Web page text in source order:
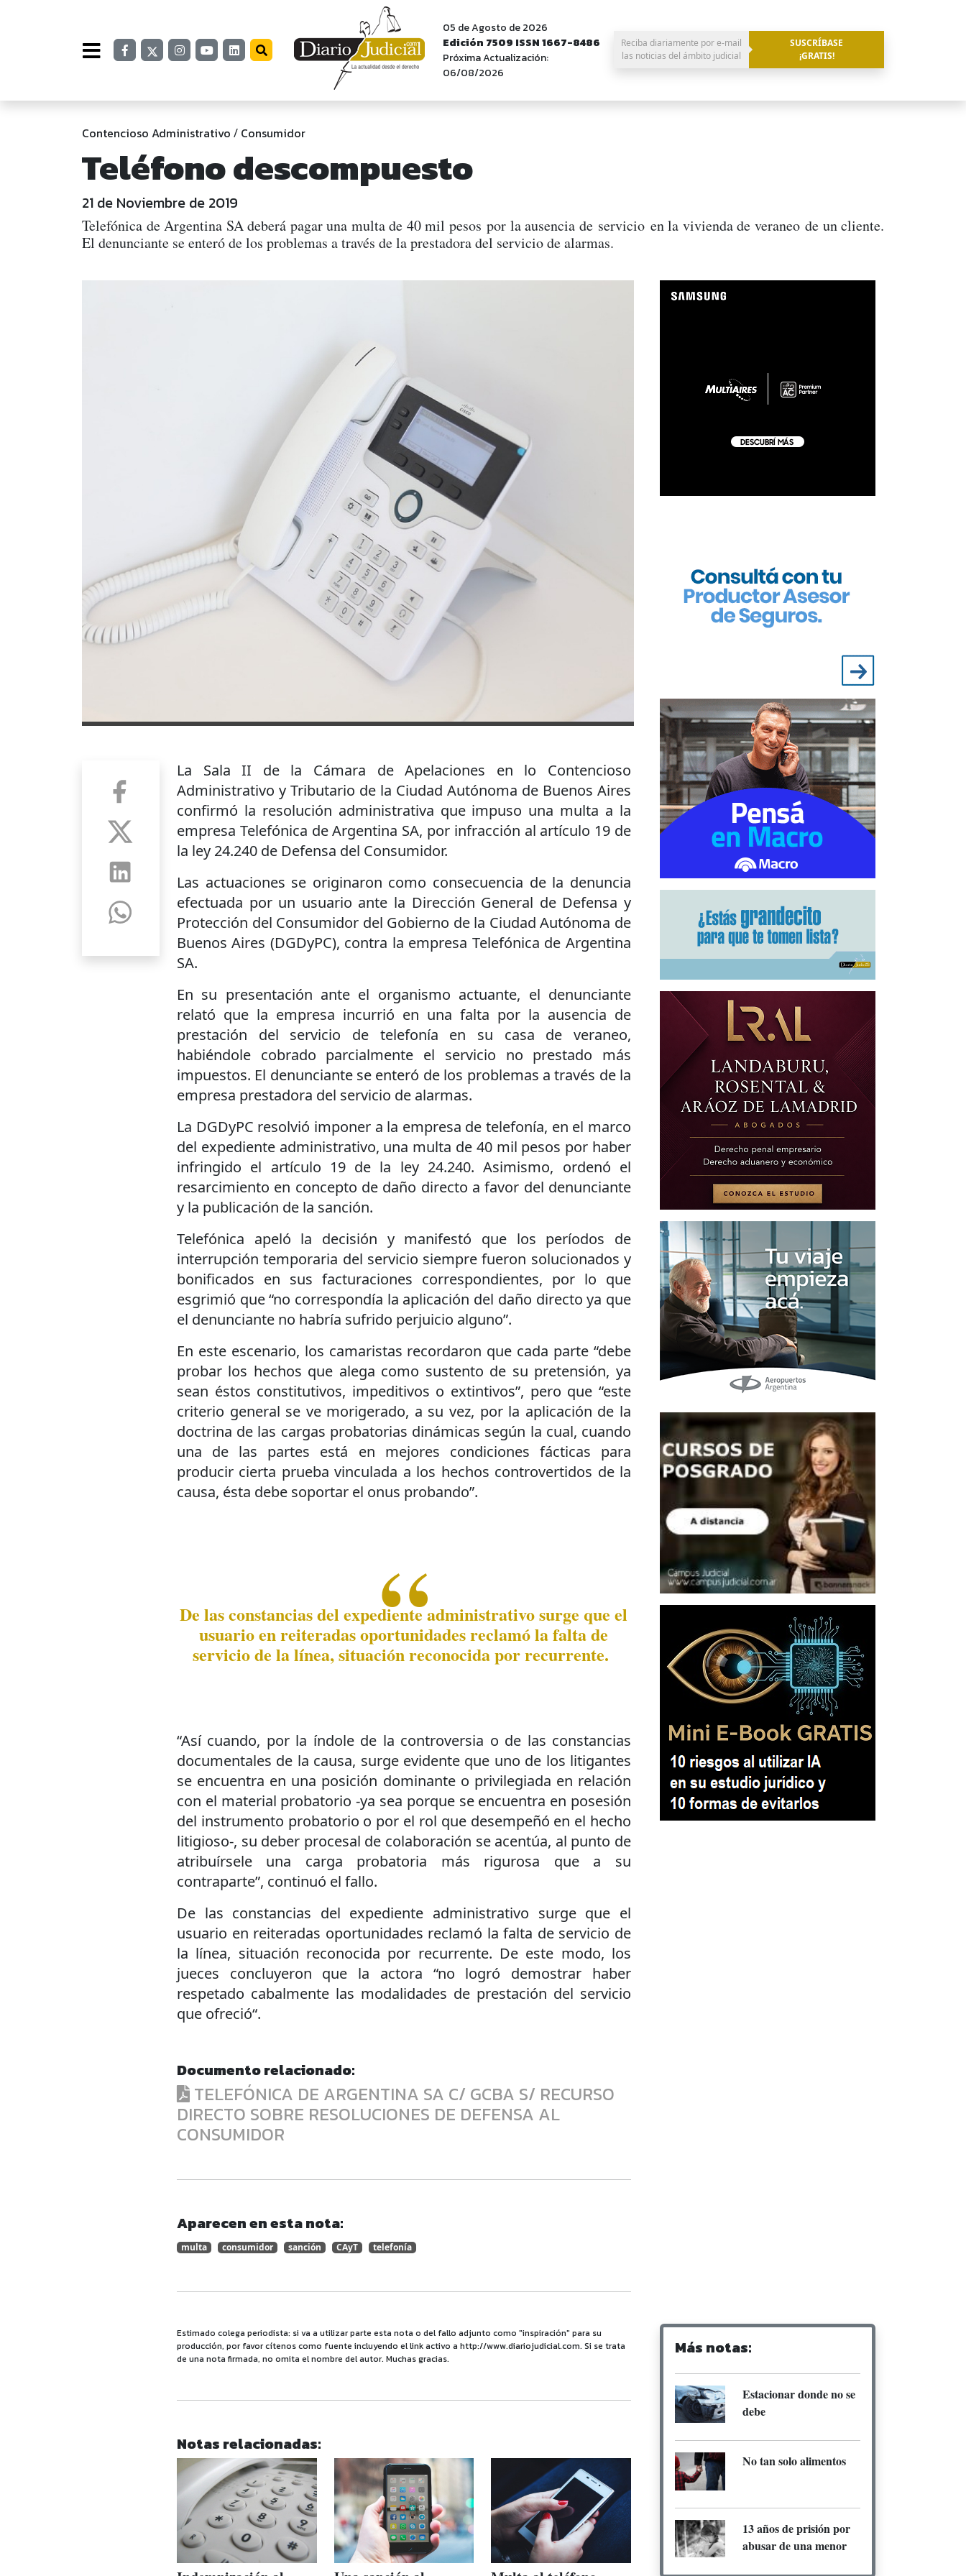
05 de Agosto de 2026
Edición 7509 ISSN 1667-8486
Próxima Actualización:
06/08/2026
Reciba diariamente por e-mail
las noticias del ámbito judicial
SUSCRÍBASE
¡GRATIS!
Contencioso Administrativo / Consumidor
Teléfono descompuesto
21 de Noviembre de 2019
Telefónica de Argentina SA deberá pagar una multa de 40 mil pesos por la ausencia de servicio en la vivienda de veraneo de un cliente.
El denunciante se enteró de los problemas a través de la prestadora del servicio de alarmas.
La Sala II de la Cámara de Apelaciones en lo Contencioso
Administrativo y Tributario de la Ciudad Autónoma de Buenos Aires
confirmó la resolución administrativa que impuso una multa a la
empresa Telefónica de Argentina SA, por infracción al artículo 19 de
la ley 24.240 de Defensa del Consumidor.
Las actuaciones se originaron como consecuencia de la denuncia
efectuada por un usuario ante la Dirección General de Defensa y
Protección del Consumidor del Gobierno de la Ciudad Autónoma de
Buenos Aires (DGDyPC), contra la empresa Telefónica de Argentina
SA.
En su presentación ante el organismo actuante, el denunciante
relató que la empresa incurrió en una falta por la ausencia de
prestación del servicio de telefonía en su casa de veraneo,
habiéndole cobrado parcialmente el servicio no prestado más
impuestos. El denunciante se enteró de los problemas a través de la
empresa prestadora del servicio de alarmas.
La DGDyPC resolvió imponer a la empresa de telefonía, en el marco
del expediente administrativo, una multa de 40 mil pesos por haber
infringido el artículo 19 de la ley 24.240. Asimismo, ordenó el
resarcimiento en concepto de daño directo a favor del denunciante
y la publicación de la sanción.
Telefónica apeló la decisión y manifestó que los períodos de
interrupción temporaria del servicio siempre fueron solucionados y
bonificados en sus facturaciones correspondientes, por lo que
esgrimió que “no correspondía la aplicación del daño directo ya que
el denunciante no habría sufrido perjuicio alguno”.
En este escenario, los camaristas recordaron que cada parte “debe
probar los hechos que alega como sustento de su pretensión, ya
sean éstos constitutivos, impeditivos o extintivos”, pero que “este
criterio general se ve morigerado, a su vez, por la aplicación de la
doctrina de las cargas probatorias dinámicas según la cual, cuando
una de las partes está en mejores condiciones fácticas para
producir cierta prueba vinculada a los hechos controvertidos de la
causa, ésta debe soportar el onus probando”.
De las constancias del expediente administrativo surge que el
usuario en reiteradas oportunidades reclamó la falta de
servicio de la línea, situación reconocida por recurrente.
“Así cuando, por la índole de la controversia o de las constancias
documentales de la causa, surge evidente que uno de los litigantes
se encuentra en una posición dominante o privilegiada en relación
con el material probatorio -ya sea porque se encuentra en posesión
del instrumento probatorio o por el rol que desempeñó en el hecho
litigioso-, su deber procesal de colaboración se acentúa, al punto de
atribuírsele una carga probatoria más rigurosa que a su
contraparte”, continuó el fallo.
De las constancias del expediente administrativo surge que el
usuario en reiteradas oportunidades reclamó la falta de servicio de
la línea, situación reconocida por recurrente. De este modo, los
jueces concluyeron que la actora “no logró demostrar haber
respetado cabalmente las modalidades de prestación del servicio
que ofreció“.
Documento relacionado:
TELEFÓNICA DE ARGENTINA SA C/ GCBA S/ RECURSO
DIRECTO SOBRE RESOLUCIONES DE DEFENSA AL
CONSUMIDOR
Aparecen en esta nota:
multa consumidor sanción CAyT telefonía
Estimado colega periodista: si va a utilizar parte esta nota o del fallo adjunto como "inspiración" para su
producción, por favor cítenos como fuente incluyendo el link activo a http://www.diariojudicial.com. Si se trata
de una nota firmada, no omita el nombre del autor. Muchas gracias.
Notas relacionadas:
Más notas:
Estacionar donde no se
debe
No tan solo alimentos
13 años de prisión por
abusar de una menor